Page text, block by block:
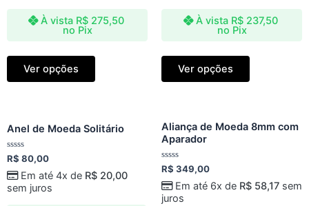
À vista R$275,50
no Pix
Ver opções
À vista R$237,50
no Pix
Ver opções
Anel de Moeda Solitário
Avaliação
0
de
5
R$ 80,00
Em até 4x de R$20,00
sem juros
Aliança de Moeda 8mm com
Aparador
Avaliação
0
de
5
R$ 349,00
Em até 6x de R$58,17sem
juros